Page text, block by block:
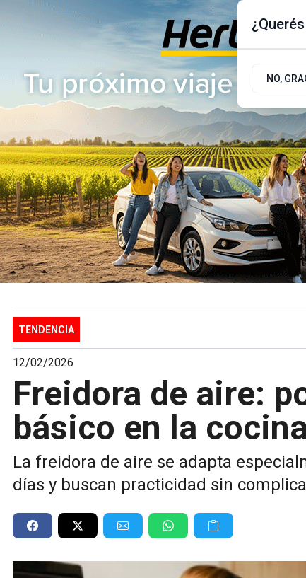
Jueves 6 de Agosto
de 2026
17.9ºc | Buenos Aires, AR
ACTUALIDAD
TENDENCIA
12/02/2026
Freidora de aire:
básico en la
La freidora de aire se adapta
días y buscan practicidad sin
NO,